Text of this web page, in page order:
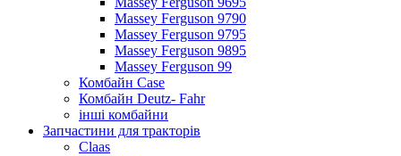
Massey Ferguson 9790
Massey Ferguson 9795
Massey Ferguson 9895
Massey Ferguson 99
Комбайн Case
Комбайн Deutz- Fahr
інші комбайни
Запчастини для тракторів
Claas